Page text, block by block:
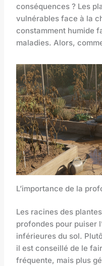
conséquences ? Les
vulnérables face à la
constamment humide
maladies. Alors,
L’importance de la
Les racines des
profondes pour puiser
inférieures du sol.
il est conseillé de le
fréquente, mais plus